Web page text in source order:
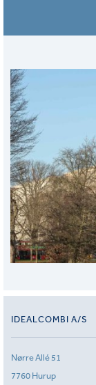
IDEALCOMBI A/S
Nørre Allé 51
7760 Hurup